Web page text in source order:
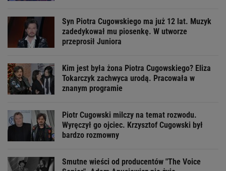
Syn Piotra Cugowskiego ma już 12 lat. Muzyk
zadedykował mu piosenkę. W utworze
przeprosił Juniora
Kim jest była żona Piotra Cugowskiego? Eliza
Tokarczyk zachwyca urodą. Pracowała w
znanym programie
Piotr Cugowski milczy na temat rozwodu.
Wyręczył go ojciec. Krzysztof Cugowski był
bardzo rozmowny
Smutne wieści od producentów "The Voice